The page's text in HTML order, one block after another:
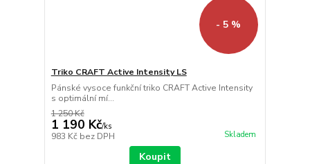
- 5 %
Triko CRAFT Active Intensity LS
Pánské vysoce funkční triko CRAFT Active Intensity
s optimální mí...
1 250 Kč
1 190 Kč/ks
983 Kč bez DPH Skladem
Koupit